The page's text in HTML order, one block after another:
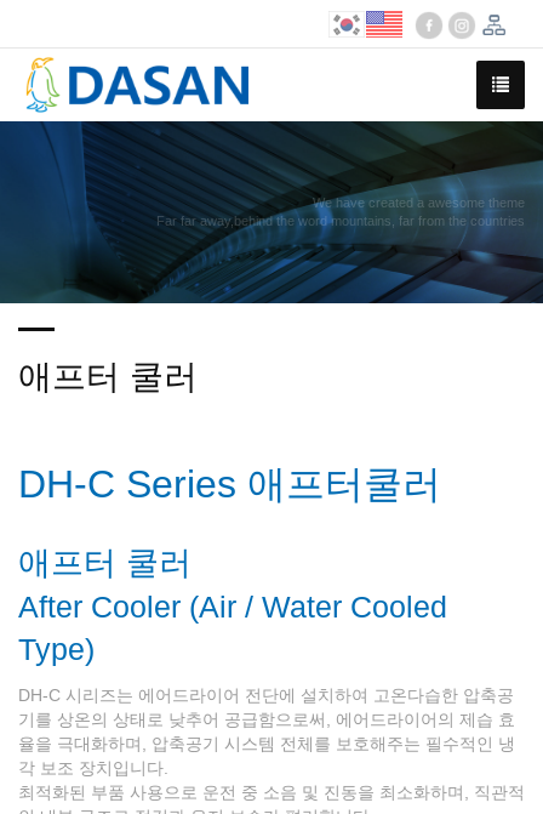
We have created a awesome theme
Far far away,behind the word mountains, far from the countries
애프터 쿨러
DH-C Series 애프터쿨러
애프터 쿨러
After Cooler (Air / Water Cooled
Type)
DH-C 시리즈는 에어드라이어 전단에 설치하여 고온다습한 압축공
기를 상온의 상태로 낮추어 공급함으로써, 에어드라이어의 제습 효
율을 극대화하며, 압축공기 시스템 전체를 보호해주는 필수적인 냉
각 보조 장치입니다.
최적화된 부품 사용으로 운전 중 소음 및 진동을 최소화하며, 직관적